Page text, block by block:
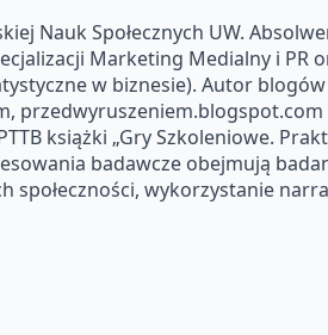
Nauk Społecznych UW.
Marketing Medialny i PR
w biznesie). Autor
książki „Gry Szkoleniowe.
badawcze obejmują
społeczności, wykorzystanie